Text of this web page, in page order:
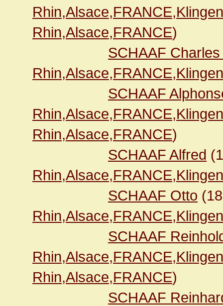
Rhin,Alsace,FRANCE)
SCHAAF
SCHAAF
Rhin,Alsace,FRANCE)
SCHAAF Alfred
SCHAAF Otto
SCHAAF
Rhin,Alsace,FRANCE)
SCHAAF